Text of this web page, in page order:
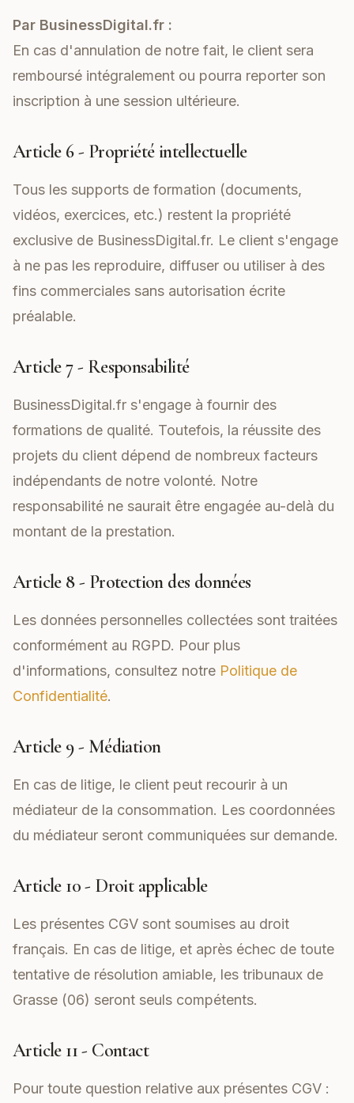
Par BusinessDigital.fr :
En cas d'annulation de notre fait, le client sera
remboursé intégralement ou pourra reporter son
inscription à une session ultérieure.
Article 6 - Propriété intellectuelle
Tous les supports de formation (documents,
vidéos, exercices, etc.) restent la propriété
exclusive de BusinessDigital.fr. Le client s'engage
à ne pas les reproduire, diffuser ou utiliser à des
fins commerciales sans autorisation écrite
préalable.
Article 7 - Responsabilité
BusinessDigital.fr s'engage à fournir des
formations de qualité. Toutefois, la réussite des
projets du client dépend de nombreux facteurs
indépendants de notre volonté. Notre
responsabilité ne saurait être engagée au-delà du
montant de la prestation.
Article 8 - Protection des données
Les données personnelles collectées sont traitées
conformément au RGPD. Pour plus
d'informations, consultez notre Politique de
Confidentialité.
Article 9 - Médiation
En cas de litige, le client peut recourir à un
médiateur de la consommation. Les coordonnées
du médiateur seront communiquées sur demande.
Article 10 - Droit applicable
Les présentes CGV sont soumises au droit
français. En cas de litige, et après échec de toute
tentative de résolution amiable, les tribunaux de
Grasse (06) seront seuls compétents.
Article 11 - Contact
Pour toute question relative aux présentes CGV :